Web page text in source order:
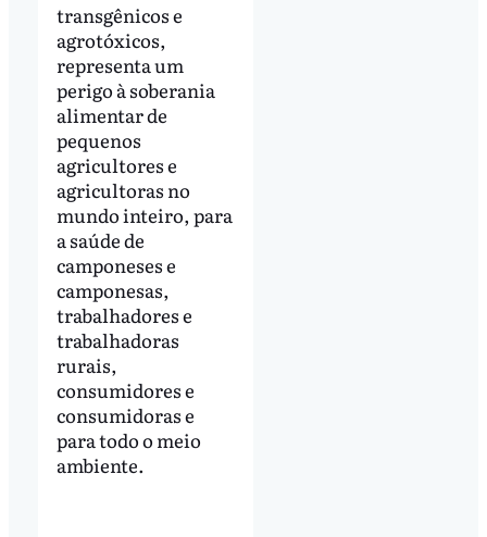
transgênicos e
agrotóxicos,
representa um
perigo à soberania
alimentar de
pequenos
agricultores e
agricultoras no
mundo inteiro, para
a saúde de
camponeses e
camponesas,
trabalhadores e
trabalhadoras
rurais,
consumidores e
consumidoras e
para todo o meio
ambiente.